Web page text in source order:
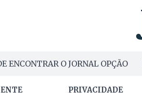
ENCONTRAR O JORNAL OPÇÃO
PRIVACIDADE